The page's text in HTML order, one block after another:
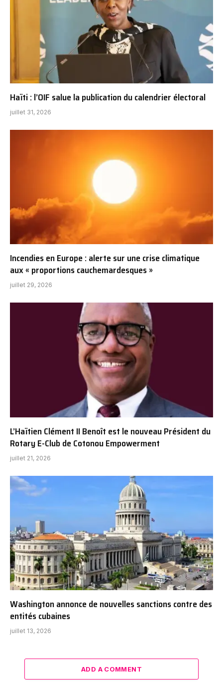
Haïti : l’OIF salue la publication du calendrier électoral
juillet 31, 2026
Incendies en Europe : alerte sur une crise climatique
aux « proportions cauchemardesques »
juillet 29, 2026
L’Haïtien Clément II Benoît est le nouveau Président du
Rotary E-Club de Cotonou Empowerment
juillet 21, 2026
Washington annonce de nouvelles sanctions contre des
entités cubaines
juillet 13, 2026
ADD A COMMENT